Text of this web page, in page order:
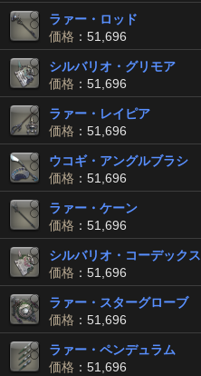
ラァー・ロッド
価格 ：51,696
シルバリオ・グリモア
価格 ：51,696
ラァー・レイピア
価格 ：51,696
ウコギ・アングルブラシ
価格 ：51,696
ラァー・ケーン
価格 ：51,696
シルバリオ・コーデックス
価格 ：51,696
ラァー・スターグローブ
価格 ：51,696
ラァー・ペンデュラム
価格 ：51,696